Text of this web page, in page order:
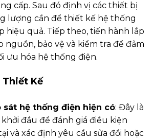
cấp. Sau đó định vị các thiết bị
lượng cần để thiết kế hệ thống
hiệu quả. Tiếp theo, tiến hành lắp
nguồn, bảo vệ và kiểm tra để đảm
ưu hóa hệ thống điện.
Thiết Kế
sát hệ thống điện hiện có: Đây là
đầu để đánh giá điều kiện
và xác định yêu cầu sửa đổi hoặc